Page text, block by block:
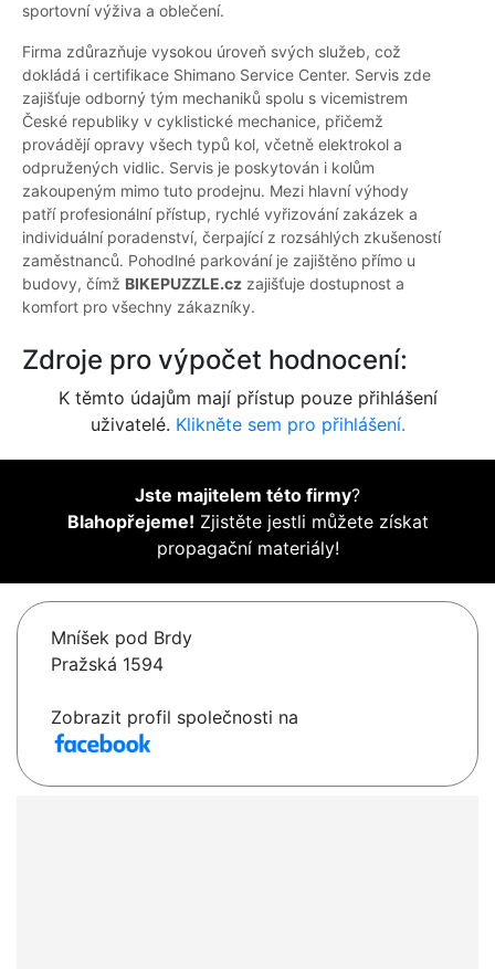
sportovní výživa a oblečení.
Firma zdůrazňuje vysokou úroveň svých služeb, což
dokládá i certifikace Shimano Service Center. Servis zde
zajišťuje odborný tým mechaniků spolu s vicemistrem
České republiky v cyklistické mechanice, přičemž
provádějí opravy všech typů kol, včetně elektrokol a
odpružených vidlic. Servis je poskytován i kolům
zakoupeným mimo tuto prodejnu. Mezi hlavní výhody
patří profesionální přístup, rychlé vyřizování zakázek a
individuální poradenství, čerpající z rozsáhlých zkušeností
zaměstnanců. Pohodlné parkování je zajištěno přímo u
budovy, čímž BIKEPUZZLE.cz zajišťuje dostupnost a
komfort pro všechny zákazníky.
Zdroje pro výpočet hodnocení:
K těmto údajům mají přístup pouze přihlášení
uživatelé. Klikněte sem pro přihlášení.
Jste majitelem této firmy?
Blahopřejeme! Zjistěte jestli můžete získat
propagační materiály!
Mníšek pod Brdy
Pražská 1594
Zobrazit profil společnosti na